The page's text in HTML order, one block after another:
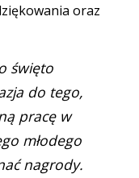
oraz
święto
do tego,
pracę w
młodego
nagrody.